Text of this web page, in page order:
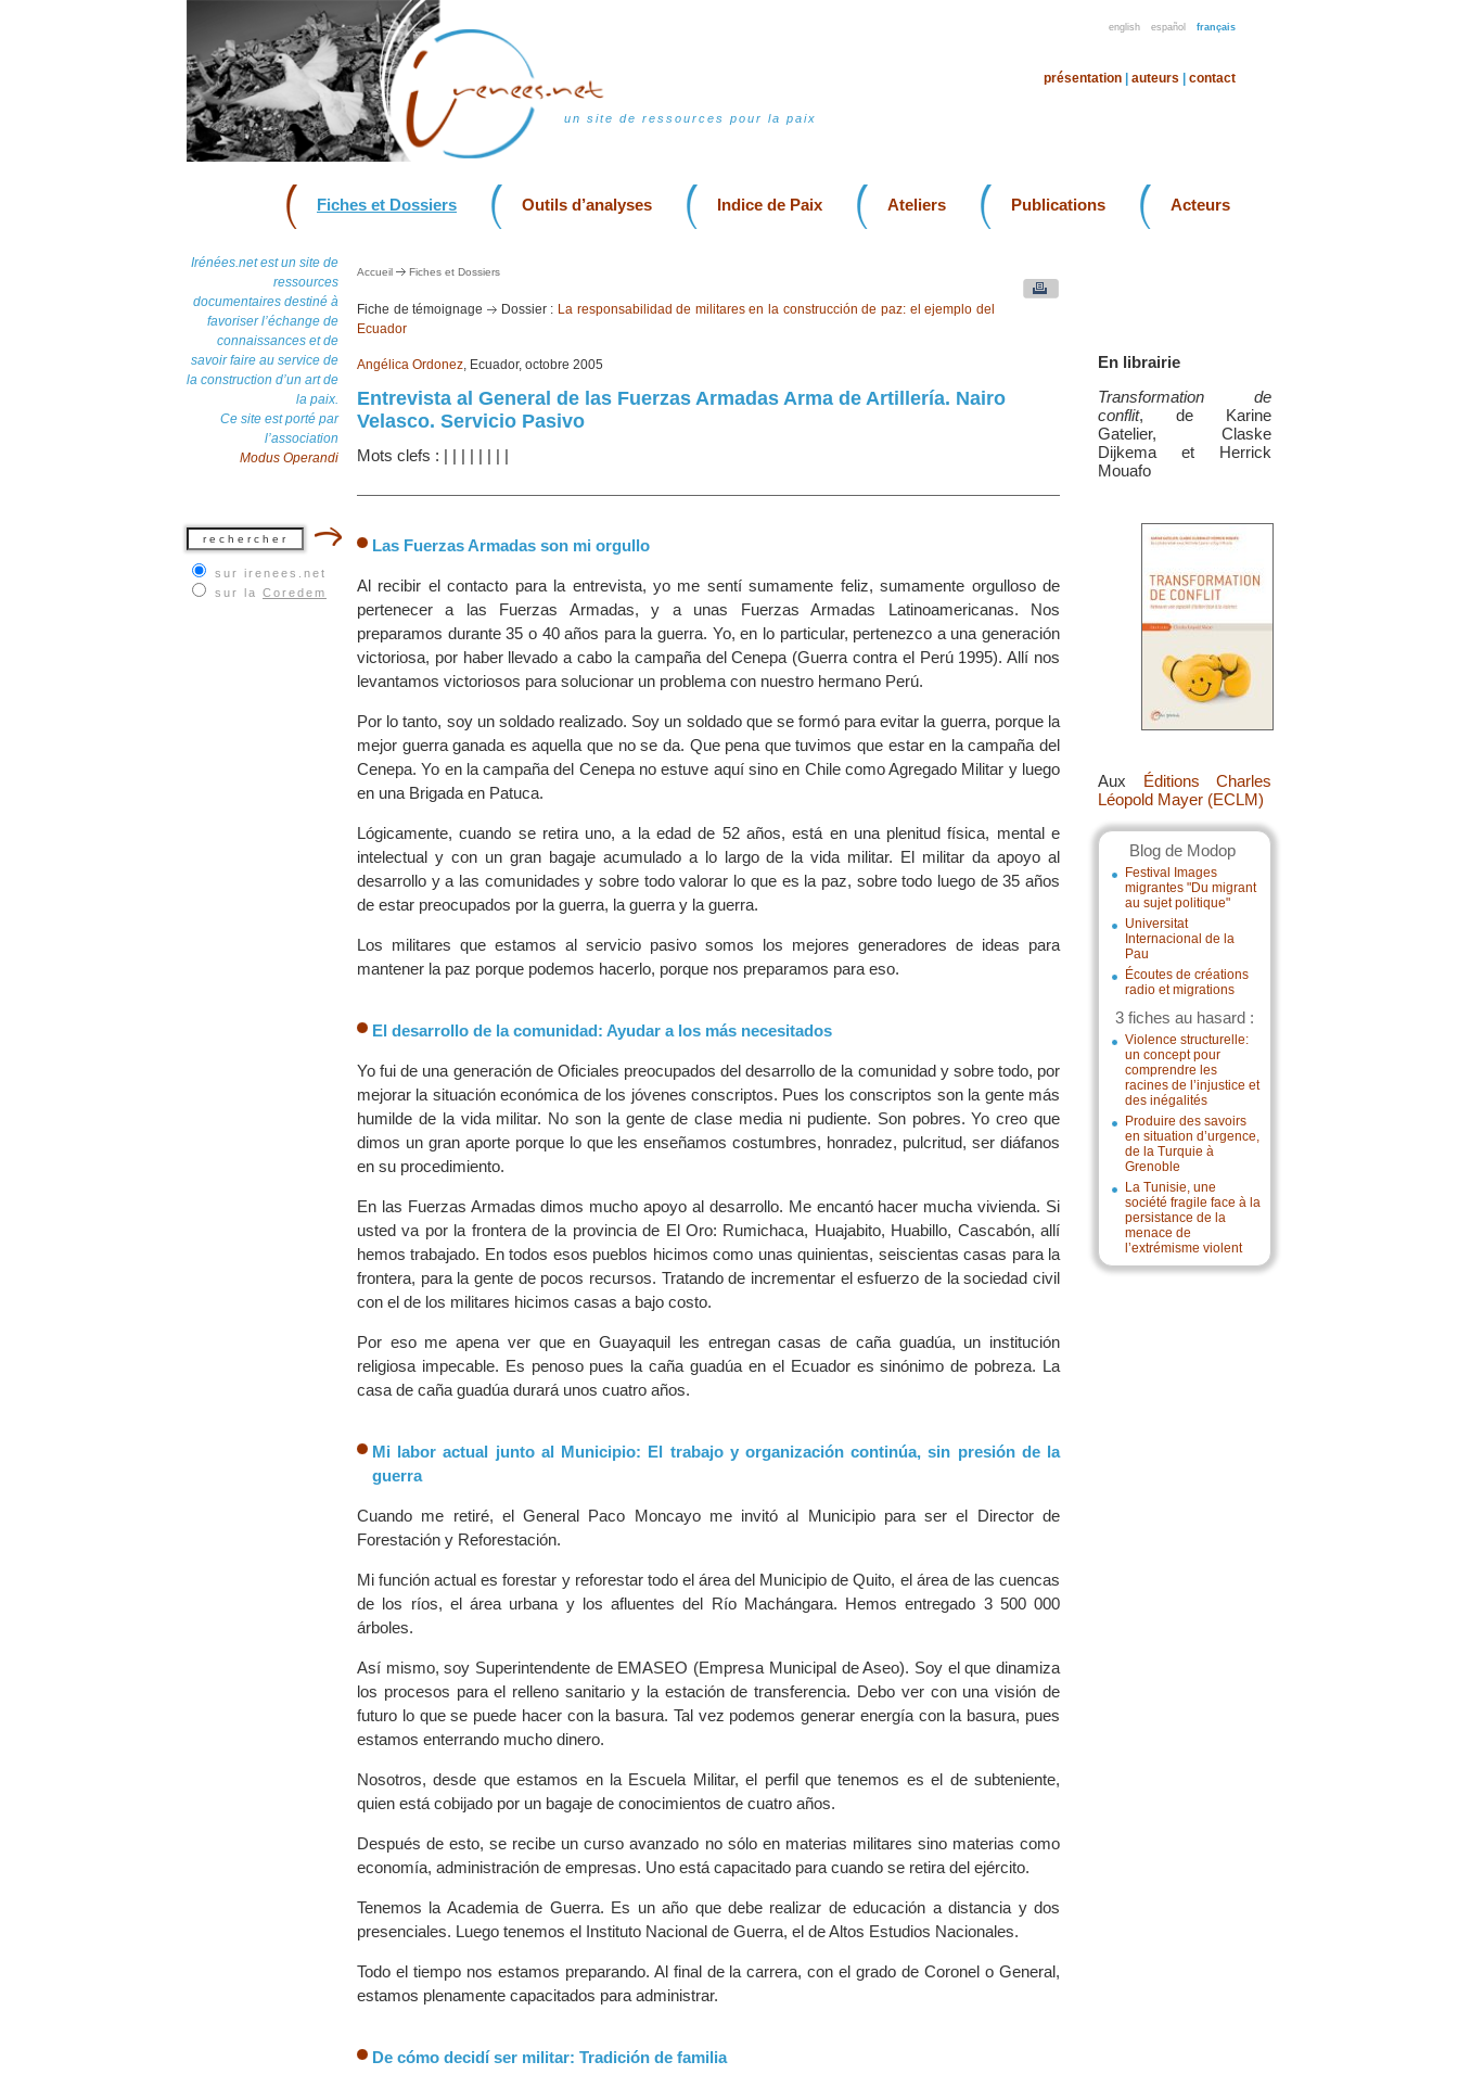
english español français
un site de ressources pour la paix
présentation auteurs contact
Fiches et Dossiers Outils d’analyses Indice de Paix Ateliers Publications Acteurs
Irénées.net est un site de
ressources
documentaires destiné à
favoriser l’échange de
connaissances et de
savoir faire au service de
la construction d’un art de
la paix.
Ce site est porté par
l’association
Modus Operandi
sur irenees.net
sur la Coredem
En librairie
Transformation de
conflit, de Karine
Gatelier, Claske
Dijkema et Herrick
Mouafo
Aux Éditions Charles
Léopold Mayer (ECLM)
Blog de Modop
Festival Images
migrantes "Du migrant
au sujet politique"
Universitat
Internacional de la
Pau
Écoutes de créations
radio et migrations
3 fiches au hasard :
Violence structurelle:
un concept pour
comprendre les
racines de l’injustice et
des inégalités
Produire des savoirs
en situation d’urgence,
de la Turquie à
Grenoble
La Tunisie, une
société fragile face à la
persistance de la
menace de
l’extrémisme violent
Accueil Fiches et Dossiers
Fiche de témoignage Dossier : La responsabilidad de militares en la construcción de paz: el ejemplo del
Ecuador
Angélica Ordonez, Ecuador, octobre 2005
Entrevista al General de las Fuerzas Armadas Arma de Artillería. Nairo
Velasco. Servicio Pasivo
Mots clefs : | | | | | | | |
Las Fuerzas Armadas son mi orgullo
Al recibir el contacto para la entrevista, yo me sentí sumamente feliz, sumamente orgulloso de
pertenecer a las Fuerzas Armadas, y a unas Fuerzas Armadas Latinoamericanas. Nos
preparamos durante 35 o 40 años para la guerra. Yo, en lo particular, pertenezco a una generación
victoriosa, por haber llevado a cabo la campaña del Cenepa (Guerra contra el Perú 1995). Allí nos
levantamos victoriosos para solucionar un problema con nuestro hermano Perú.
Por lo tanto, soy un soldado realizado. Soy un soldado que se formó para evitar la guerra, porque la
mejor guerra ganada es aquella que no se da. Que pena que tuvimos que estar en la campaña del
Cenepa. Yo en la campaña del Cenepa no estuve aquí sino en Chile como Agregado Militar y luego
en una Brigada en Patuca.
Lógicamente, cuando se retira uno, a la edad de 52 años, está en una plenitud física, mental e
intelectual y con un gran bagaje acumulado a lo largo de la vida militar. El militar da apoyo al
desarrollo y a las comunidades y sobre todo valorar lo que es la paz, sobre todo luego de 35 años
de estar preocupados por la guerra, la guerra y la guerra.
Los militares que estamos al servicio pasivo somos los mejores generadores de ideas para
mantener la paz porque podemos hacerlo, porque nos preparamos para eso.
El desarrollo de la comunidad: Ayudar a los más necesitados
Yo fui de una generación de Oficiales preocupados del desarrollo de la comunidad y sobre todo, por
mejorar la situación económica de los jóvenes conscriptos. Pues los conscriptos son la gente más
humilde de la vida militar. No son la gente de clase media ni pudiente. Son pobres. Yo creo que
dimos un gran aporte porque lo que les enseñamos costumbres, honradez, pulcritud, ser diáfanos
en su procedimiento.
En las Fuerzas Armadas dimos mucho apoyo al desarrollo. Me encantó hacer mucha vivienda. Si
usted va por la frontera de la provincia de El Oro: Rumichaca, Huajabito, Huabillo, Cascabón, allí
hemos trabajado. En todos esos pueblos hicimos como unas quinientas, seiscientas casas para la
frontera, para la gente de pocos recursos. Tratando de incrementar el esfuerzo de la sociedad civil
con el de los militares hicimos casas a bajo costo.
Por eso me apena ver que en Guayaquil les entregan casas de caña guadúa, un institución
religiosa impecable. Es penoso pues la caña guadúa en el Ecuador es sinónimo de pobreza. La
casa de caña guadúa durará unos cuatro años.
Mi labor actual junto al Municipio: El trabajo y organización continúa, sin presión de la
guerra
Cuando me retiré, el General Paco Moncayo me invitó al Municipio para ser el Director de
Forestación y Reforestación.
Mi función actual es forestar y reforestar todo el área del Municipio de Quito, el área de las cuencas
de los ríos, el área urbana y los afluentes del Río Machángara. Hemos entregado 3 500 000
árboles.
Así mismo, soy Superintendente de EMASEO (Empresa Municipal de Aseo). Soy el que dinamiza
los procesos para el relleno sanitario y la estación de transferencia. Debo ver con una visión de
futuro lo que se puede hacer con la basura. Tal vez podemos generar energía con la basura, pues
estamos enterrando mucho dinero.
Nosotros, desde que estamos en la Escuela Militar, el perfil que tenemos es el de subteniente,
quien está cobijado por un bagaje de conocimientos de cuatro años.
Después de esto, se recibe un curso avanzado no sólo en materias militares sino materias como
economía, administración de empresas. Uno está capacitado para cuando se retira del ejército.
Tenemos la Academia de Guerra. Es un año que debe realizar de educación a distancia y dos
presenciales. Luego tenemos el Instituto Nacional de Guerra, el de Altos Estudios Nacionales.
Todo el tiempo nos estamos preparando. Al final de la carrera, con el grado de Coronel o General,
estamos plenamente capacitados para administrar.
De cómo decidí ser militar: Tradición de familia